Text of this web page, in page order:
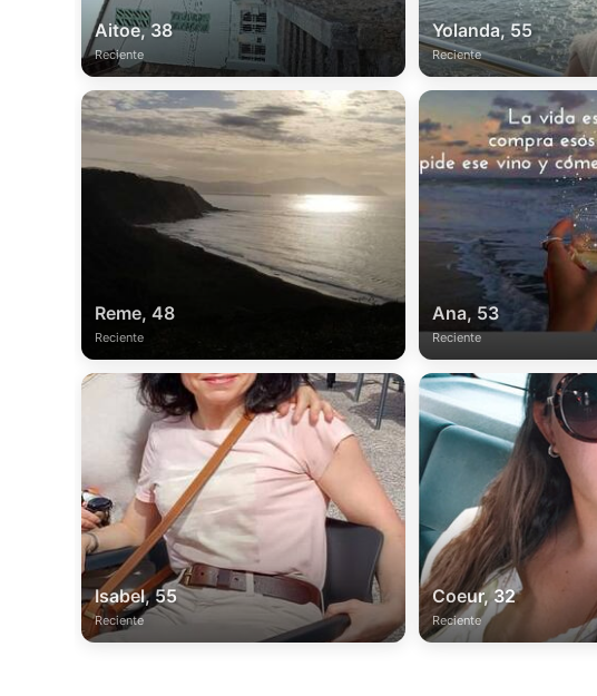
Aitoe, 38
Reciente
Yolanda, 55
Reciente
Reme, 48
Reciente
Ana, 53
Reciente
Isabel, 55
Reciente
Coeur, 32
Reciente